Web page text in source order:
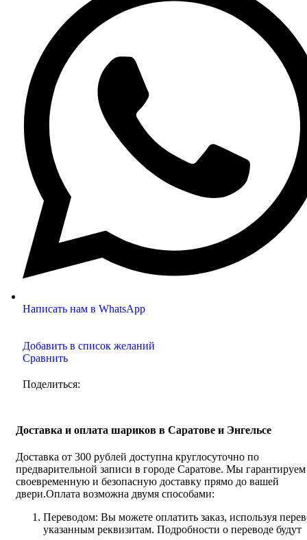
Написать нам в WhatsApp
Добавить в список желаний
Сравнить
Поделиться:
Доставка и оплата шариков в Саратове и Энгельсе
Доставка от 300 рублей доступна круглосуточно по
предварительной записи в городе Саратове. Мы гарантируем
своевременную и безопасную доставку прямо до вашей
двери.Оплата возможна двумя способами:
Переводом: Вы можете оплатить заказ, используя
указанным реквизитам. Подробности о переводе будут